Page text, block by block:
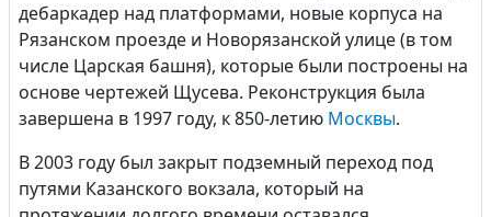
дебаркадер над платформами, новые корпуса на
Рязанском проезде и Новорязанской улице (в том
числе Царская башня), которые были построены на
основе чертежей Щусева. Реконструкция была
завершена в 1997 году, к 850-летию Москвы.
В 2003 году был закрыт подземный переход под
путями Казанского вокзала, который на